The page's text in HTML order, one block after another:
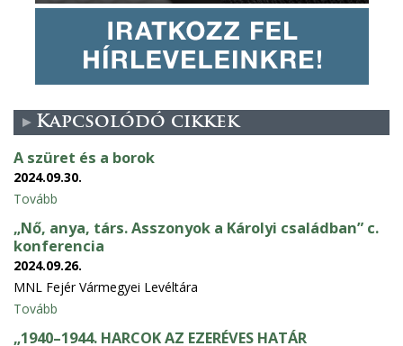
Kapcsolódó cikkek
A szüret és a borok
2024.09.30.
Tovább
„Nő, anya, társ. Asszonyok a Károlyi családban” c.
konferencia
2024.09.26.
MNL Fejér Vármegyei Levéltára
Tovább
„1940–1944. HARCOK AZ EZERÉVES HATÁR